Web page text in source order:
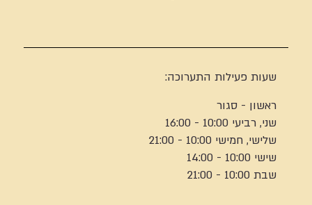
שעות פעילות התערוכה:
ראשון - סגור
שני, רביעי 10:00 - 16:00
שלישי, חמישי 10:00 - 21:00
שישי 10:00 - 14:00
שבת 10:00 - 21:00